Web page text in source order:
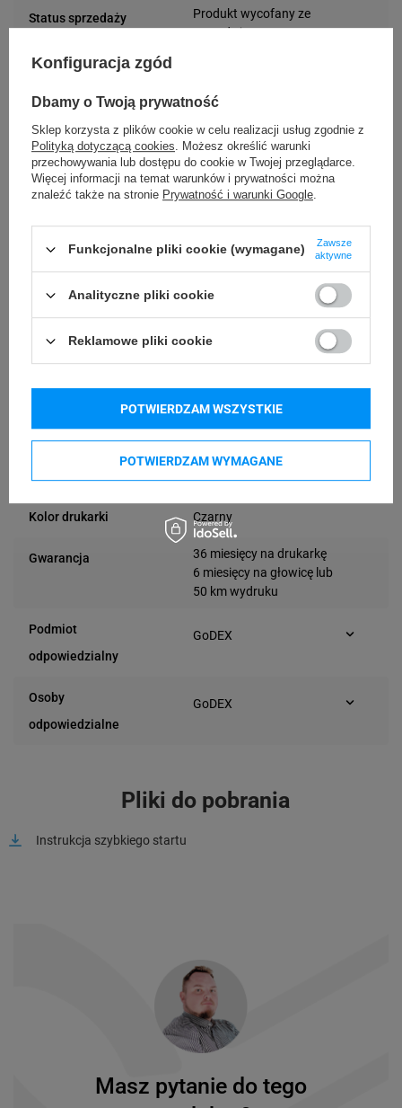
Status sprzedaży
Produkt wycofany ze
sprzedaży przez
Typ użycia Stacjonarna
Technologia druku
Termiczna
Termotransferowa
Maksymalna
rozdzielczość druku
Szerokość druku do 104 mm
Kompatybilne z Komputerem
system operacyjny
MacOS
Windows
Interfejs drukarki
USB
RS232
Ethernet LAN
Kolor drukarki Czarny
Gwarancja
36 miesięcy na drukarkę
6 miesięcy na głowicę lub
50 km wydruku
Podmiot
odpowiedzialny
GoDEX
Osoby
odpowiedzialne
GoDEX
Pliki do pobrania
Instrukcja szybkiego startu
Masz pytanie do tego
Konfiguracja zgód
Dbamy o Twoją prywatność
Sklep korzysta z plików cookie w celu realizacji usług zgodnie z
Polityką dotyczącą cookies. Możesz określić warunki
przechowywania lub dostępu do cookie w Twojej przeglądarce.
Więcej informacji na temat warunków i prywatności można
znaleźć także na stronie Prywatność i warunki Google.
Funkcjonalne pliki cookie (wymagane)
Zawsze
aktywne
Analityczne pliki cookie
Reklamowe pliki cookie
POTWIERDZAM WYMAGANE
POTWIERDZAM WSZYSTKIE